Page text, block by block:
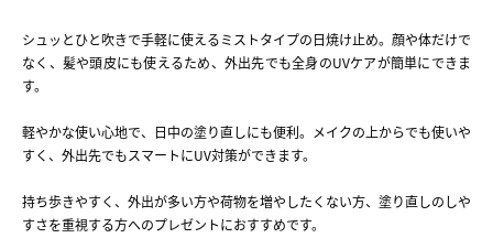
シュッとひと吹きで手軽に使えるミストタイプの日焼け止め。顔や体だけで
なく、髪や頭皮にも使えるため、外出先でも全身のUVケアが簡単にできま
す。
軽やかな使い心地で、日中の塗り直しにも便利。メイクの上からでも使いや
すく、外出先でもスマートにUV対策ができます。
持ち歩きやすく、外出が多い方や荷物を増やしたくない方、塗り直しのしや
すさを重視する方へのプレゼントにおすすめです。